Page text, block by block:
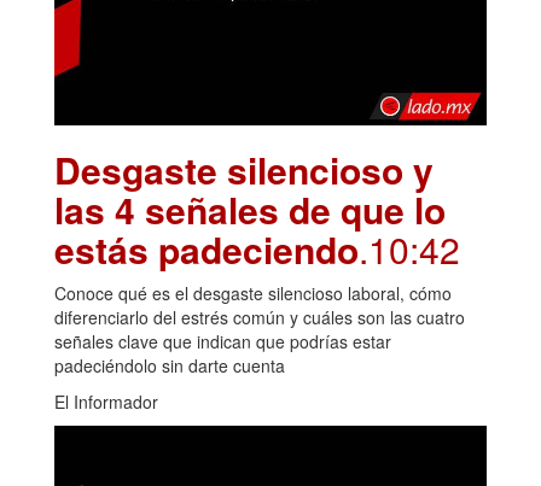
Desgaste silencioso y
las 4 señales de que lo
estás padeciendo.10:42
Conoce qué es el desgaste silencioso laboral, cómo
diferenciarlo del estrés común y cuáles son las cuatro
señales clave que indican que podrías estar
padeciéndolo sin darte cuenta
El Informador